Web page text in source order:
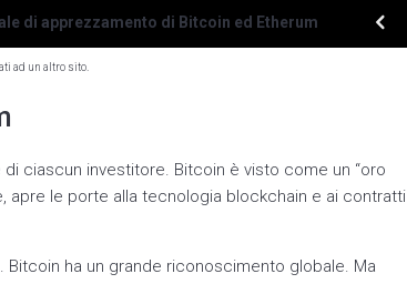
di apprezzamento di Bitcoin ed Etherum
ad un altro sito.
ciascun investitore. Bitcoin è visto come un “oro
apre le porte alla tecnologia blockchain e ai contratti
ha un grande riconoscimento globale. Ma